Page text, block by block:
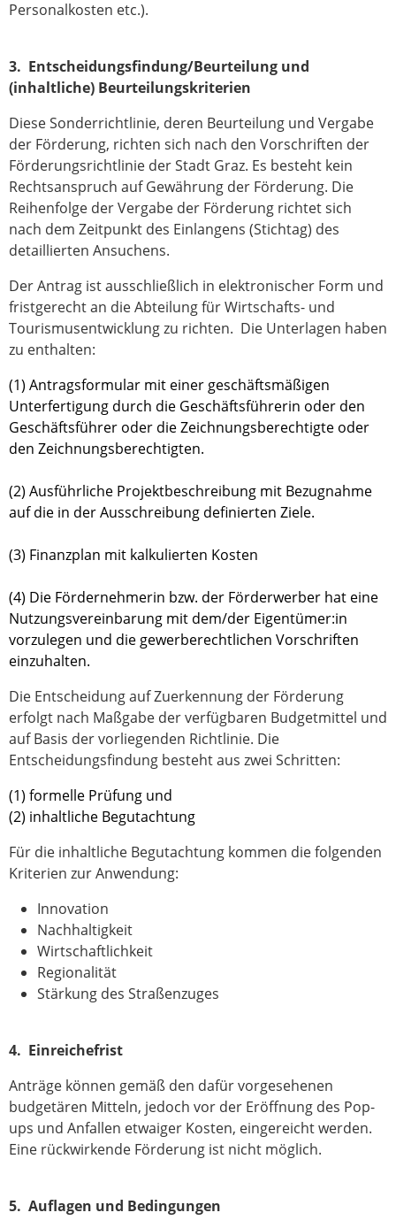
Personalkosten etc.).
3. Entscheidungsfindung/Beurteilung und
(inhaltliche) Beurteilungskriterien
Diese Sonderrichtlinie, deren Beurteilung und Vergabe
der Förderung, richten sich nach den Vorschriften der
Förderungsrichtlinie der Stadt Graz. Es besteht kein
Rechtsanspruch auf Gewährung der Förderung. Die
Reihenfolge der Vergabe der Förderung richtet sich
nach dem Zeitpunkt des Einlangens (Stichtag) des
detaillierten Ansuchens.
Der Antrag ist ausschließlich in elektronischer Form und
fristgerecht an die Abteilung für Wirtschafts- und
Tourismusentwicklung zu richten. Die Unterlagen haben
zu enthalten:
(1) Antragsformular mit einer geschäftsmäßigen
Unterfertigung durch die Geschäftsführerin oder den
Geschäftsführer oder die Zeichnungsberechtigte oder
den Zeichnungsberechtigten.
(2) Ausführliche Projektbeschreibung mit Bezugnahme
auf die in der Ausschreibung definierten Ziele.
(3) Finanzplan mit kalkulierten Kosten
(4) Die Fördernehmerin bzw. der Förderwerber hat eine
Nutzungsvereinbarung mit dem/der Eigentümer:in
vorzulegen und die gewerberechtlichen Vorschriften
einzuhalten.
Die Entscheidung auf Zuerkennung der Förderung
erfolgt nach Maßgabe der verfügbaren Budgetmittel und
auf Basis der vorliegenden Richtlinie. Die
Entscheidungsfindung besteht aus zwei Schritten:
(1) formelle Prüfung und
(2) inhaltliche Begutachtung
Für die inhaltliche Begutachtung kommen die folgenden
Kriterien zur Anwendung:
Innovation
Nachhaltigkeit
Wirtschaftlichkeit
Regionalität
Stärkung des Straßenzuges
4. Einreichefrist
Anträge können gemäß den dafür vorgesehenen
budgetären Mitteln, jedoch vor der Eröffnung des Pop-
ups und Anfallen etwaiger Kosten, eingereicht werden.
Eine rückwirkende Förderung ist nicht möglich.
5. Auflagen und Bedingungen